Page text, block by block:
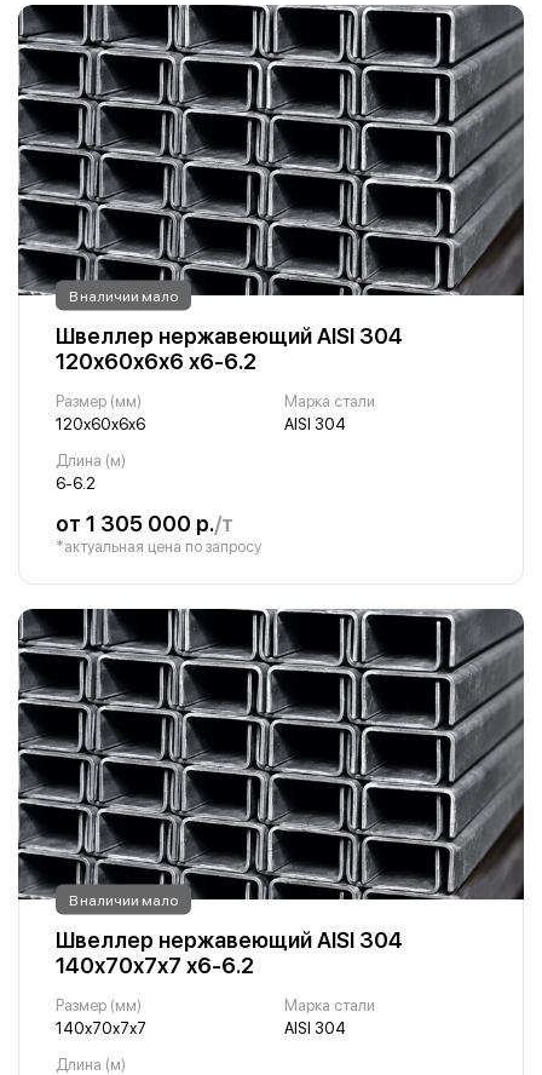
В наличии мало
Швеллер нержавеющий AISI 304
120х60х6х6 х6-6.2
Размер (мм)
120х60х6х6
Марка стали
AISI 304
Длина (м)
6-6.2
от 1 305 000 р./т
*актуальная цена по запросу
В наличии мало
Швеллер нержавеющий AISI 304
140х70х7х7 х6-6.2
Размер (мм)
140х70х7х7
Марка стали
AISI 304
Длина (м)